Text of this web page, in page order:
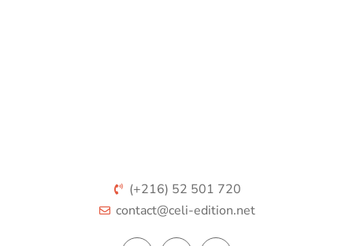
(+216) 52 501 720
contact@celi-edition.net